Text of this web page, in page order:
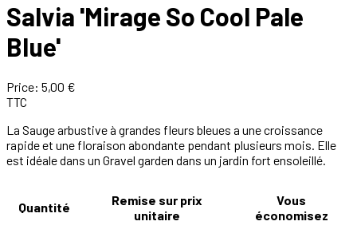
Salvia 'Mirage So Cool Pale
Blue'
Price: 5,00 €
TTC
La Sauge arbustive à grandes fleurs bleues a une croissance
rapide et une floraison abondante pendant plusieurs mois. Elle
est idéale dans un Gravel garden dans un jardin fort ensoleillé.
Quantité
Remise sur prix
unitaire
Vous
économisez